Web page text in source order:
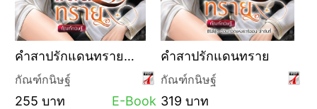
คำสาปรักแดนทราย
(ซีรีส์ชุด อ้อมกอดแห่ง
ธาริออน ลำดับที่ 1)
กัณฑ์กนิษฐ์
255 บาท
E-Book
คำสาปรักแดนทราย
กัณฑ์กนิษฐ์
319 บาท